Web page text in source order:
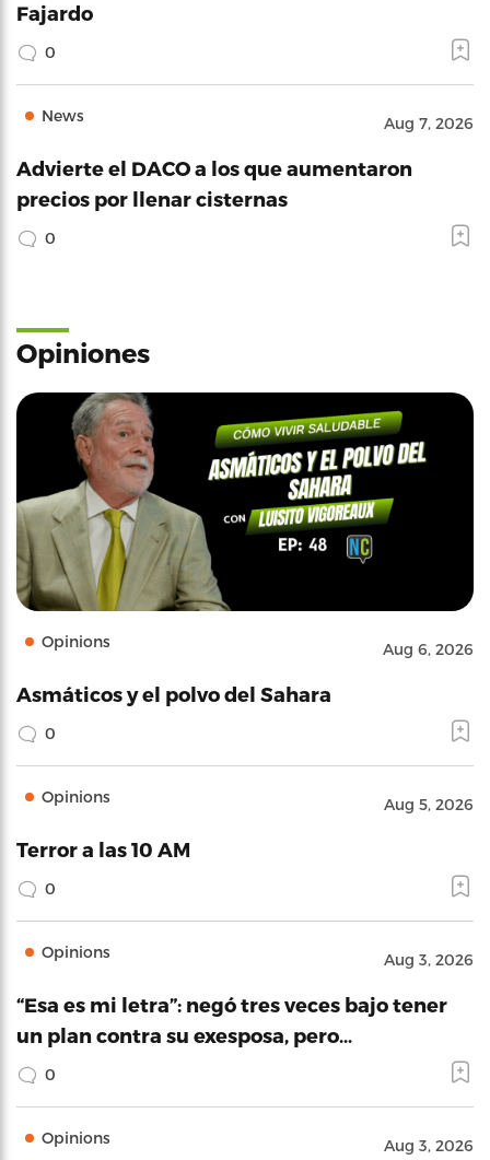
Fajardo
0
News Aug 7, 2026
Advierte el DACO a los que aumentaron
precios por llenar cisternas
0
Opiniones
Opinions Aug 6, 2026
Asmáticos y el polvo del Sahara
0
Opinions Aug 5, 2026
Terror a las 10 AM
0
Opinions Aug 3, 2026
“Esa es mi letra”: negó tres veces bajo tener
un plan contra su exesposa, pero…
0
Opinions Aug 3, 2026